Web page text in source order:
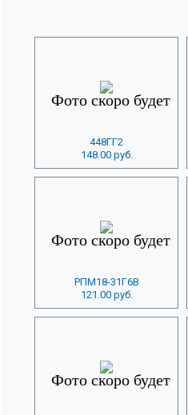
448ГГ2
148.00 руб.
РПМ18-31Г6В
121.00 руб.